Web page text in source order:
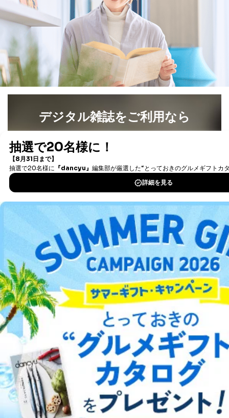
7
SNS公式アカウン
トに登録された方
の個人情報
お問い合わせ対応、トラブル対
処、オペレーター教育など応対品
質向上のため
その他当社のプライバシーポリシ
ー等にて公表する利用目的達成の
ため
※上記の利用目的のうちNo.1～5については保有個人デ
ータ（開示対象個人情報）の利用目的であり、下記4.の
開示等のご請求に対応させていただきます。
ます。
当社は、取得した個人情報を適切に管理し､あらかじめ
本人の同意を得ることなく第三者に提供することはあり
ません。ただし、次の場合は除きます。
公衆衛生の向上または児童の健全な育成の推進のため
に特に必要がある場合であって、本人の同意を得るこ
とが困難である場合。
国の機関もしくは地方公共団体またはその委託を受け
た者が法令の定める事務を遂行することに対して協力
する必要がある場合であって、本人の同意を得ること
により当該事務の遂行に支障を及ぼすおそれがあると
き。
上記２．の利用目的を実施するために守秘義務を結ん
だ企業に、業務の一部として個人情報の取扱いを委
託・提供する場合、その業務に必要な範囲で委託・提
供先企業に個人情報を開示することがあります。
委託・提供先企業は具体的には以下のような企業です
が、これらに限りません。
委託先：カスタマーサポート支援会社 、クレジッ
トカード決済などの決済代行・料金回収会社、広
告配信サービス会社
提供先：出版社、出版物発売元、卸売会社、販売
店など商品の供給者、梱包会社、配送会社、新聞
販売店などの梱包・配送・配達会社
デジタル雑誌をご利用なら
書籍）が無料で読み放題！
DOWNLOAD FOR IOS
DOWNLOAD FOR ANDROID
ご利用方法はこちら
総合案内
アフィリエイト 採用情報
プレスリリース お問い合わせ
利用規約プライバシーポリシー 特定商取引法に基づく表示
出版社の皆様へ
投資家の皆様へサイトマップ